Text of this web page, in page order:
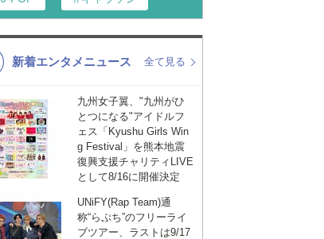
K-POP 演歌・歌謡
洋楽
VTuber ディズニー
新着エンタメニュース 全て見る
九州女子翼、"九州がひ
とつになる"アイドルフ
ェス「Kyushu Girls Win
g Festival」を熊本地震
復興支援チャリティLIVE
として8/16に開催決定
UNiFY(Rap Team)通
称“らぷち”のフリーライ
ブツアー、ラストは9/17